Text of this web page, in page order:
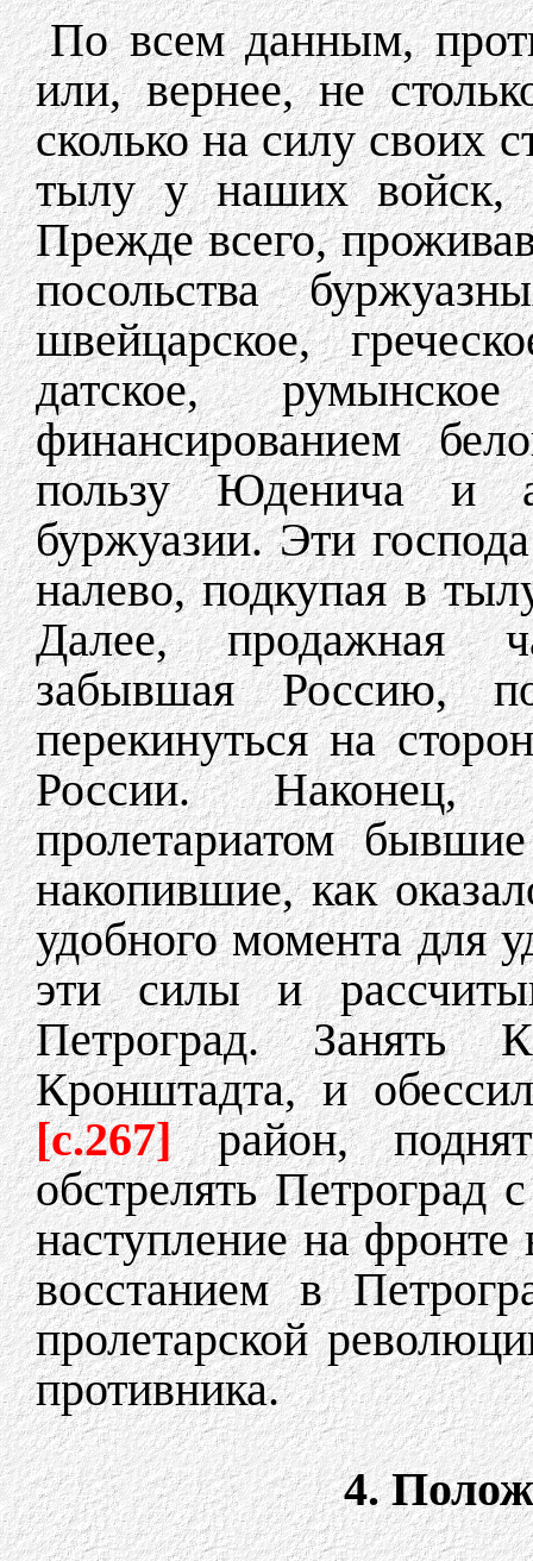
По всем данным,
или, вернее, не
сколько на силу своих
тылу у наших войск,
Прежде всего,
посольства
швейцарское,
датское,
финансированием
пользу Юденича и
буржуазии. Эти
налево, подкупая в
Далее, продажная
забывшая Россию,
перекинуться на
России. Наконец,
пролетариатом
накопившие, как
удобного момента для
эти силы и
Петроград. Занять
Кронштадта, и
[c.267]
район,
обстрелять Петроград
наступление на
восстанием в
пролетарской
противника.
4.